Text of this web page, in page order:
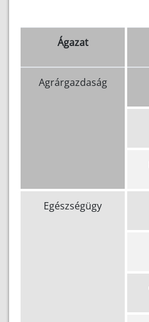
Ágazat
Agrárgazdaság
Egészségügy